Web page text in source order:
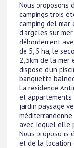
Nous proposons
campings trois
camping del mar
d'argeles sur
débordement
de 5, 5 ha, le
2, 5km de la
dispose d'un
banquette
La residence
et appartements
jardin paysagé
avec lequel elle
Nous proposons
et de la location